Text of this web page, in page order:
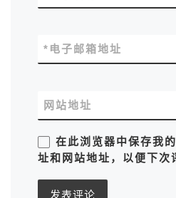
电子邮箱地址
*
网站地址
在此浏览器中保存我
址和网站地址，以便下次